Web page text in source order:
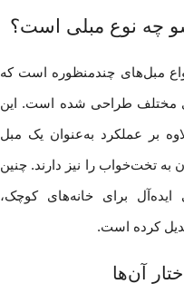
چه نوع مبلی است؟
مبل‌های چندمنظوره است که
مختلف طراحی شده است. این
بر عملکرد به‌عنوان یک مبل
تخت‌خواب را نیز دارند. چنین
ایده‌آل برای خانه‌های کوچک،
کرده است.
آن‌ها